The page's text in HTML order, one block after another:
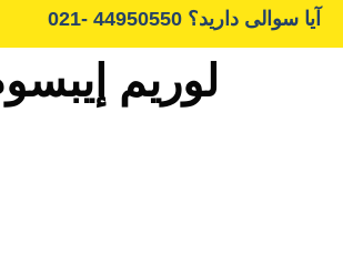
آیا سوالی دارید؟ 44950550 -021
لوريم